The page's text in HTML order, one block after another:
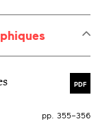
PDF
pp. 355–356